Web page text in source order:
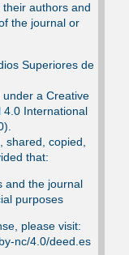
authors and
the journal or
Superiores de
a Creative
4.0 International
copied,
that:
and the journal
purposes
please visit:
nc/4.0/deed.es